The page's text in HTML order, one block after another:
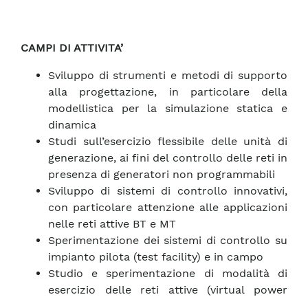
CAMPI DI ATTIVITA’
Sviluppo di strumenti e metodi di supporto
alla progettazione, in particolare della
modellistica per la simulazione statica e
dinamica
Studi sull’esercizio flessibile delle unità di
generazione, ai fini del controllo delle reti in
presenza di generatori non programmabili
Sviluppo di sistemi di controllo innovativi,
con particolare attenzione alle applicazioni
nelle reti attive BT e MT
Sperimentazione dei sistemi di controllo su
impianto pilota (test facility) e in campo
Studio e sperimentazione di modalità di
esercizio delle reti attive (virtual power